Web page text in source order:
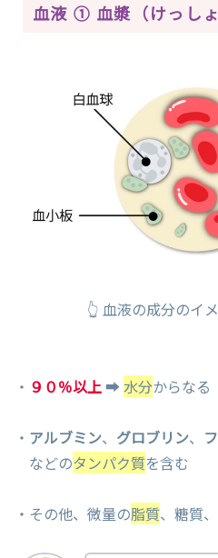
血液 ① 血漿（けっしょ
👆 血液の成分のイメー
・ ９０％以上➡水分からなる
・ アルブミン、 グロブリン、
などのタンパク質を含む
・その他、微量の脂質、糖質